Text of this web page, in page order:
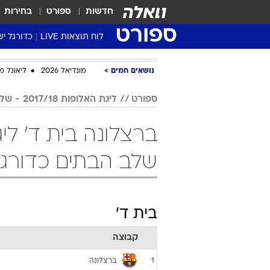
חדשות ספורט בחירות
ספורט לוח תוצאות LIVE כדורגל
ליגת העל Winner
גביע
שגרירים
ליגה
נושאים חמים מונדיאל 2026 ליאונל
ספורט ליגת האלופות 2017/18 - שלב הבתים
שלב הבתים
בית ד'
קבוצה
1 ברצלונה